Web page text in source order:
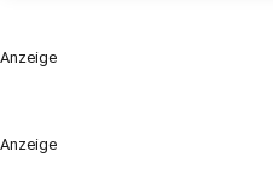
Anzeige
Anzeige